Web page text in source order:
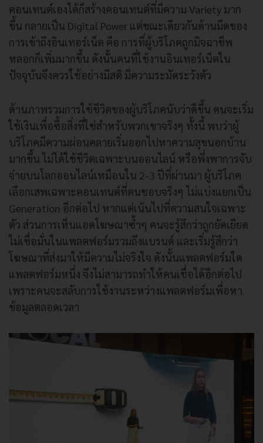
คอนเทนต์เองได้ก็สร้างคอนเทนต์ที่มีความ Variety มาก
ขึ้น กลายเป็น Digital Power แต่ขณะเดียวกันด้านมืดของ
การเข้าถึงอินเทอร์เน็ต คือ การที่ผู้บริโภคถูกมิจฉาชีพ
หลอกก็เพิ่มมากขึ้น ดังนั้นคนที่ใช้งานอินเทอร์เน็ตใน
ปัจจุบันจึงควรใช้อย่างมีสติ มีความระมัดระวังตัว
ด้านภาพรวมการใช้ชีวิตของผู้บริโภคนับว่าดีขึ้น คนจะเริ่ม
ใช้เงินเพื่อซื้อสิ่งที่ใช่สำหรับพวกเขาจริงๆ ทั้งนี้ พบว่าผู้
บริโภคมีความผ่อนคลายเริ่มออกไปหาความสุขนอกบ้าน
มากขึ้น ไม่ได้ใช้ชีวิตเฉพาะบนออนไลน์ หรือพึ่งพาการจับ
จ่ายบนโลกออนไลน์เหมือนใน 2-3 ปีที่ผ่านมา ผู้บริโภค
เลือกเสพเฉพาะคอนเทนต์ที่ตนชอบจริงๆ ไม่แบ่งแยกเป็น
Generation อีกต่อไป หากแต่เน้นไปที่ความสนใจเฉพาะ
ตัว ส่วนการเห็นแอดโฆษณาซ้ำๆ คนจะรู้สึกว่าถูกยัดเยียด
ไม่เชื่อมั่นในแพลตฟอร์มรวมถึงแบรนด์ และเริ่มรู้สึกว่า
โฆษณาที่ส่งมาให้มีความไม่จริงใจ ดังนั้นแพลตฟอร์มใด
แพลตฟอร์มหนึ่ง จึงไม่สามารถทำให้คนเชื่อได้อีกต่อไป
เพราะคนจะสลับการใช้งานระหว่างแพลตฟอร์มเพื่อหา
ข้อมูลตลอดเวลา